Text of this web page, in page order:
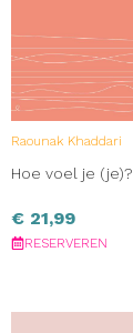
Raounak Khaddari
Hoe voel je (je)?
€ 21,99
RESERVEREN